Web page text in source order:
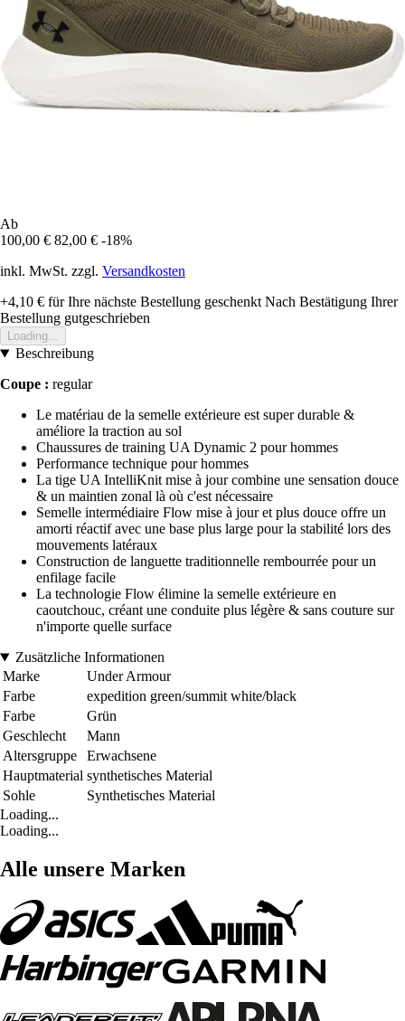
Ab
100,00 € 82,00 € -18%
inkl. MwSt. zzgl. Versandkosten
+4,10 € für Ihre nächste Bestellung geschenkt Nach Bestätigung Ihrer
Bestellung gutgeschrieben
Loading...
Beschreibung
Coupe : regular
Le matériau de la semelle extérieure est super durable &
améliore la traction au sol
Chaussures de training UA Dynamic 2 pour hommes
Performance technique pour hommes
La tige UA IntelliKnit mise à jour combine une sensation douce
& un maintien zonal là où c'est nécessaire
Semelle intermédiaire Flow mise à jour et plus douce offre un
amorti réactif avec une base plus large pour la stabilité lors des
mouvements latéraux
Construction de languette traditionnelle rembourrée pour un
enfilage facile
La technologie Flow élimine la semelle extérieure en
caoutchouc, créant une conduite plus légère & sans couture sur
n'importe quelle surface
Zusätzliche Informationen
Marke
Under Armour
Farbe
expedition green/summit white/black
Farbe
Grün
Geschlecht
Mann
Altersgruppe
Erwachsene
Hauptmaterial synthetisches Material
Sohle
Synthetisches Material
Loading...
Loading...
Alle unsere Marken